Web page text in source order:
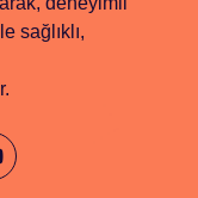
sağlıklı,